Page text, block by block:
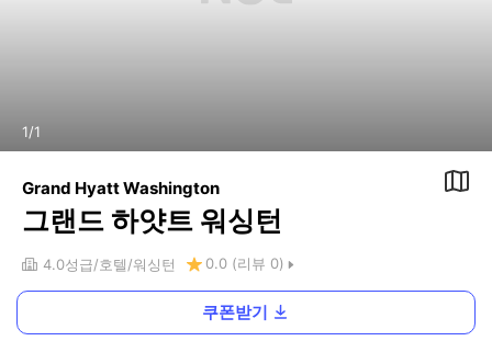
1/1
Grand Hyatt Washington
그랜드 하얏트 워싱턴
4.0성급 호텔 워싱턴 0.0 (리뷰 0)
쿠폰받기